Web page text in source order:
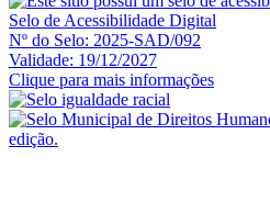
Selo de Acessibilidade Digital
Nº do Selo: 2025-SAD/092
Validade: 19/12/2027
Clique para mais informações